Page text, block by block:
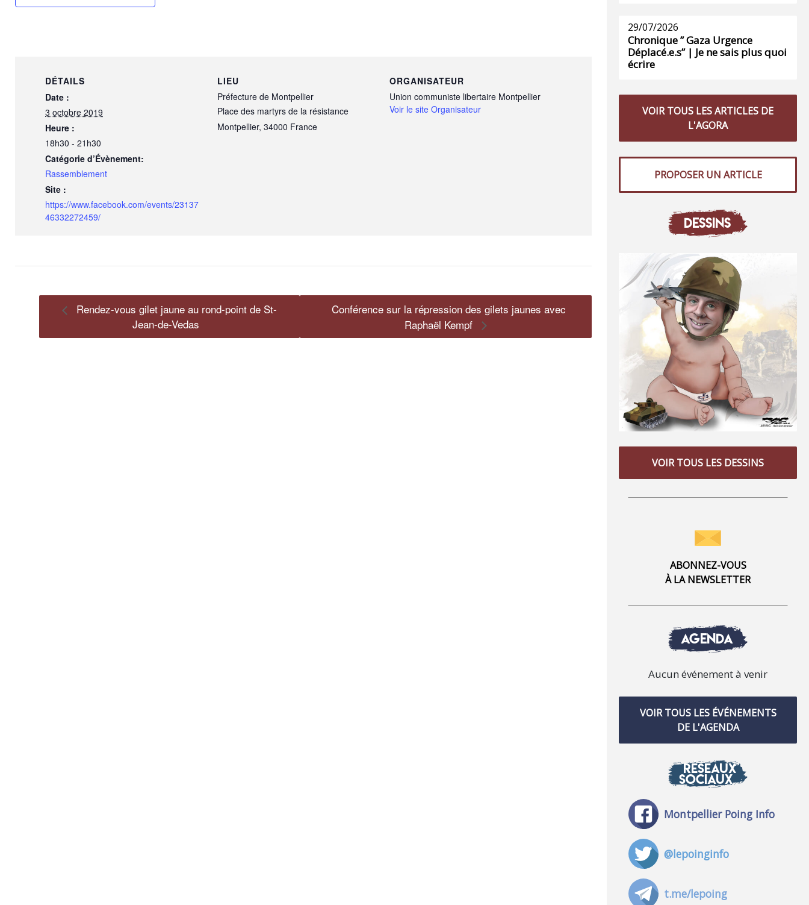
DÉTAILS
Date :
3 octobre 2019
Heure :
18h30 - 21h30
Catégorie d’Évènement:
Rassemblement
Site :
https://www.facebook.com/events/23137
46332272459/
LIEU
Préfecture de Montpellier
Place des martyrs de la résistance
Montpellier, 34000 France
ORGANISATEUR
Union communiste libertaire Montpellier
Voir le site Organisateur
Rendez-vous gilet jaune au rond-point de St-
Jean-de-Vedas
Conférence sur la répression des gilets jaunes avec
Raphaël Kempf
29/07/2026
Chronique ” Gaza Urgence
Déplacé.e.s” | Je ne sais plus quoi
écrire
VOIR TOUS LES ARTICLES DE
L'AGORA
PROPOSER UN ARTICLE
DESSINS
VOIR TOUS LES DESSINS
ABONNEZ-VOUS
À LA NEWSLETTER
AGENDA
Aucun événement à venir
VOIR TOUS LES ÉVÉNEMENTS
DE L'AGENDA
RÉSEAUX
SOCIAUX
Montpellier Poing Info
@lepoinginfo
t.me/lepoing